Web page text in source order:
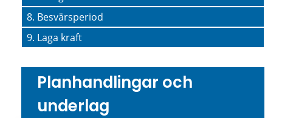
8. Besvärsperiod
9. Laga kraft
Planhandlingar och
underlag